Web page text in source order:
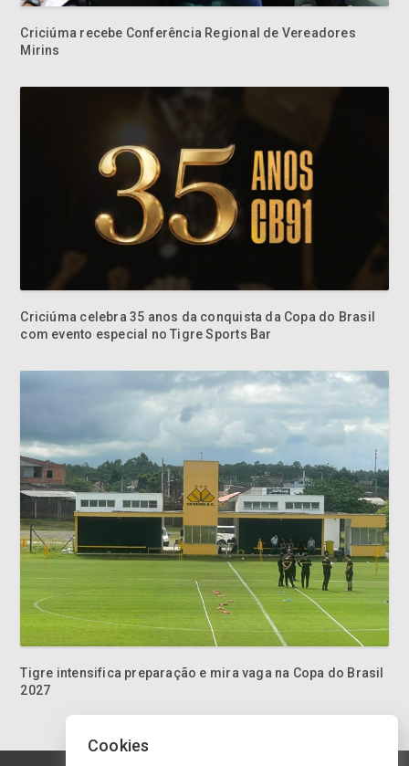
Criciúma recebe Conferência Regional de Vereadores
Mirins
Criciúma celebra 35 anos da conquista da Copa do Brasil
com evento especial no Tigre Sports Bar
Tigre intensifica preparação e mira vaga na Copa do Brasil
2027
Cookies